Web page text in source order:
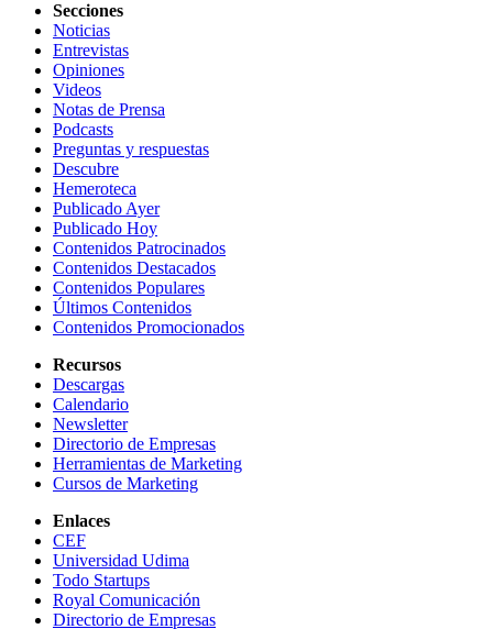
Secciones
Noticias
Entrevistas
Opiniones
Videos
Notas de Prensa
Podcasts
Preguntas y respuestas
Descubre
Hemeroteca
Publicado Ayer
Publicado Hoy
Contenidos Patrocinados
Contenidos Destacados
Contenidos Populares
Últimos Contenidos
Contenidos Promocionados
Recursos
Descargas
Calendario
Newsletter
Directorio de Empresas
Herramientas de Marketing
Cursos de Marketing
Enlaces
CEF
Universidad Udima
Todo Startups
Royal Comunicación
Directorio de Empresas